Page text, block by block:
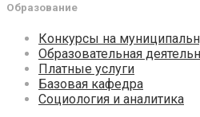
Образование
Конкурсы на
Образовательная
Платные услуги
Базовая кафедра
Социология и аналитика